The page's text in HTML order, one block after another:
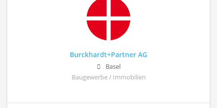
Burckhardt+Partner AG
Basel
Baugewerbe / Immobilien